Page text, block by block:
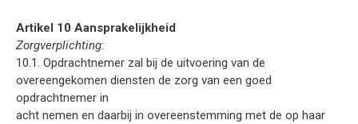
Artikel 10 Aansprakelijkheid
Zorgverplichting:
10.1. Opdrachtnemer zal bij de uitvoering van de
overeengekomen diensten de zorg van een goed
opdrachtnemer in
acht nemen en daarbij in overeenstemming met de op haar